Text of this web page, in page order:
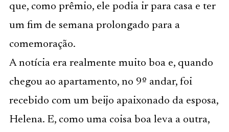
que, como prêmio, ele podia ir para casa e ter
um fim de semana prolongado para a
comemoração.
A notícia era realmente muito boa e, quando
chegou ao apartamento, no 9º andar, foi
recebido com um beijo apaixonado da esposa,
Helena. E, como uma coisa boa leva a outra,